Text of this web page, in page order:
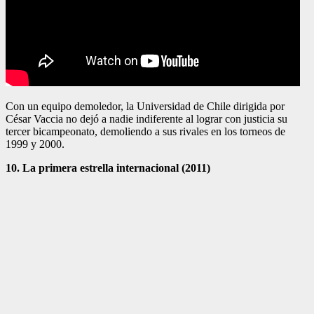
Con un equipo demoledor, la Universidad de Chile dirigida por
César Vaccia no dejó a nadie indiferente al lograr con justicia su
tercer bicampeonato, demoliendo a sus rivales en los torneos de
1999 y 2000.
10. La primera estrella internacional (2011)